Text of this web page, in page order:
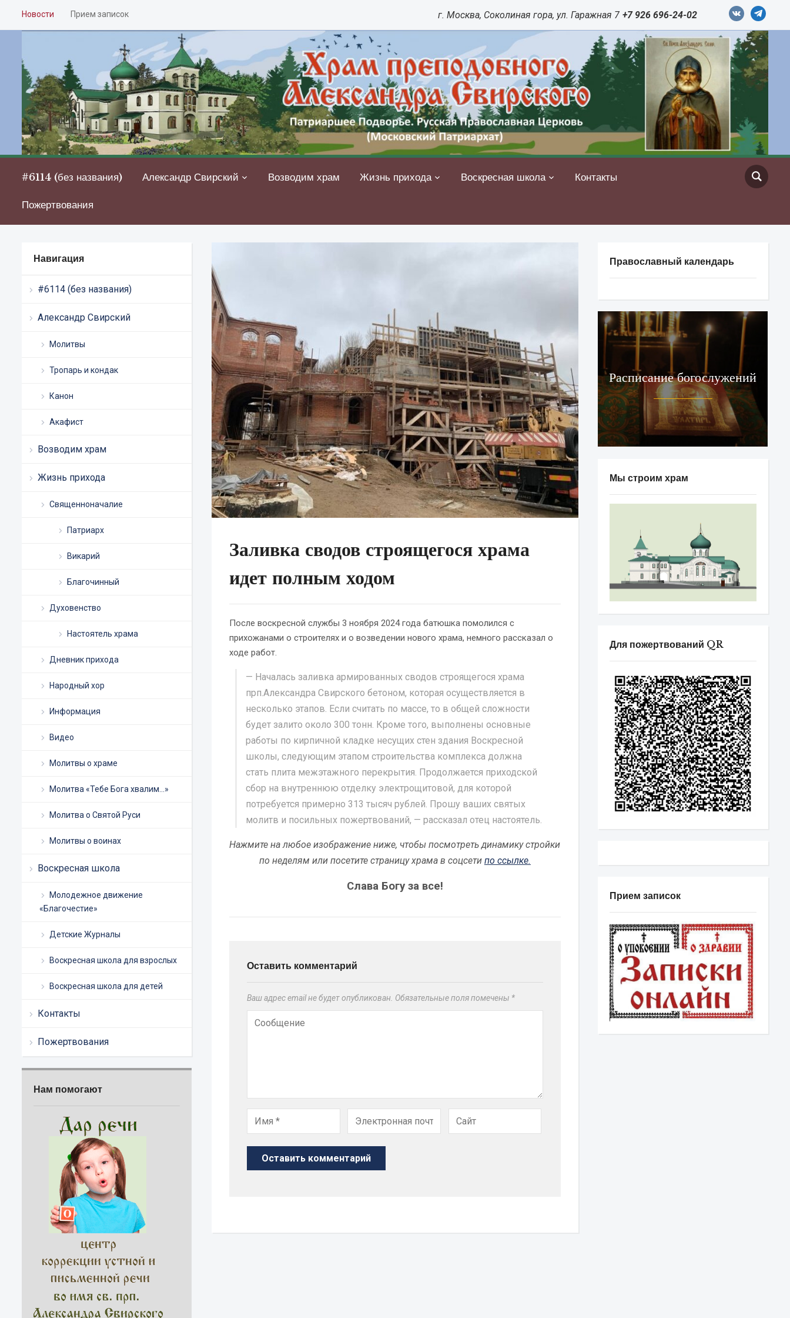
Новости Прием записок vkontaktetelegram
г. Москва, Соколиная гора, ул. Гаражная 7 +7 926 696-24-02
#6114 (без названия) Александр Свирский Возводим храм Жизнь прихода Воскресная школа Контакты
Пожертвования
Навигация
#6114 (без названия)
Александр Свирский
Молитвы
Тропарь и кондак
Канон
Акафист
Возводим храм
Жизнь прихода
Священноначалие
Патриарх
Викарий
Благочинный
Духовенство
Настоятель храма
Дневник прихода
Народный хор
Информация
Видео
Молитвы о храме
Молитва «Тебе Бога хвалим…»
Молитва о Святой Руси
Молитвы о воинах
Воскресная школа
Молодежное движение
«Благочестие»
Детские Журналы
Воскресная школа для взрослых
Воскресная школа для детей
Контакты
Пожертвования
Нам помогают
Заливка сводов строящегося храма
идет полным ходом
После воскресной службы 3 ноября 2024 года батюшка помолился с
прихожанами о строителях и о возведении нового храма, немного рассказал о
ходе работ.
— Началась заливка армированных сводов строящегося храма
прп.Александра Свирского бетоном, которая осуществляется в
несколько этапов. Если считать по массе, то в общей сложности
будет залито около 300 тонн. Кроме того, выполнены основные
работы по кирпичной кладке несущих стен здания Воскресной
школы, следующим этапом строительства комплекса должна
стать плита межэтажного перекрытия. Продолжается приходской
сбор на внутреннюю отделку электрощитовой, для которой
потребуется примерно 313 тысяч рублей. Прошу ваших святых
молитв и посильных пожертвований, — рассказал отец настоятель.
Нажмите на любое изображение ниже, чтобы посмотреть динамику стройки
по неделям или посетите страницу храма в соцсети по ссылке.
Слава Богу за все!
Оставить комментарий
Ваш адрес email не будет опубликован. Обязательные поля помечены *
Православный календарь
Расписание богослужений
Мы строим храм
Для пожертвований QR
Прием записок